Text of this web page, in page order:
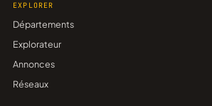
EXPLORER
Départements
Explorateur
Annonces
Réseaux